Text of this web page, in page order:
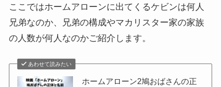
ここではホームアローンに出てくるケビンは何人
兄弟なのか、兄弟の構成やマカリスター家の家族
の人数が何人なのかご紹介します。
あわせて読みたい
ホームアローン2鳩おばさんの正